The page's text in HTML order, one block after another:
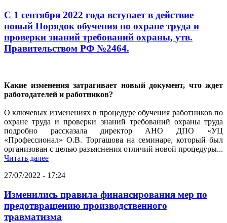
С 1 сентября 2022 года вступает в действие
новый Порядок обучения по охране труда и
проверки знаний требований охраны, утв.
Правительством РФ №2464.
Какие изменения затрагивает новый документ, что ждет
работодателей и работников?
О ключевых изменениях в процедуре обучения работников по
охране труда и проверки знаний требований охраны труда
подробно рассказала директор АНО ДПО «УЦ
«Профессионал» О.В. Торгашова на семинаре, который был
организован с целью разъяснения отличий новой процедуры...
Читать далее
27/07/2022 - 17:24
Изменились правила финансирования мер по
предотвращению производственного
травматизма